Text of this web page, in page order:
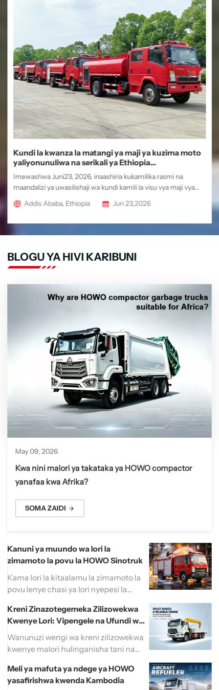
Kundi la kwanza la matangi ya maji ya kuzima moto
yaliyonunuliwa na serikali ya Ethiopia
yamekamilishwa.
Imewashwa Juni23, 2026, inaashiria kukamilika rasmi na
maandalizi ya uwasilishaji wa kundi kamili la visu vya maji vya
ratiba ya uzalishaji iliyobinafsishwa ya siku 40 ya mzunguko
Addis Ababa, Ethiopia Jun 23,2026
BLOGU YA HIVI KARIBUNI
Kanuni ya muundo wa lori la
zimamoto la povu la HOWO Sinotruk
Kama lori la kitaalamu la zimamoto la
povu lenye chasi ya lori nyepesi la
uokoaji wa dharura kwa ajili ya
mapigano ya moto mijini, biashara za
viwanda na madini, viwanda vya
petroli, na hali zingine, kutokana na
utengenezaji, teknolojia ya ha...
Kreni Zinazotegemeka Zilizowekwa
Kwenye Lori: Vipengele na Ufundi wa
Usahihi
Wanunuzi wengi wa kreni zilizowekwa
kwenye malori hulinganisha tani na
jambo muhimu. Kreni hupandisha
mizigo mizito kwa maelfu ya pauni;
Meli ya mafuta ya ndege ya HOWO
yasafirishwa kwenda Kambodia
May 09, 2026
Kwa nini malori ya takataka ya HOWO compactor
yanafaa kwa Afrika?
SOMA ZAIDI